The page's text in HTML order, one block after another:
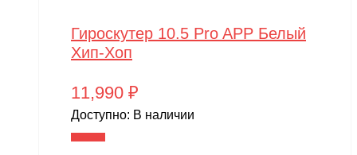
Гироскутер 10.5 Pro APP Белый
Хип-Хоп
11,990 ₽
Доступно: В наличии